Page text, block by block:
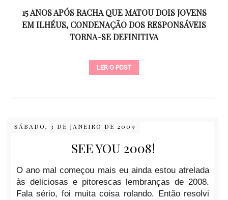
15 ANOS APÓS RACHA QUE MATOU DOIS JOVENS
EM ILHÉUS, CONDENAÇÃO DOS RESPONSÁVEIS
TORNA-SE DEFINITIVA
LER O POST
SÁBADO, 3 DE JANEIRO DE 2009
SEE YOU 2008!
O ano mal começou mais eu ainda estou atrelada
às deliciosas e pitorescas lembranças de 2008.
Fala sério, foi muita coisa rolando. Então resolvi